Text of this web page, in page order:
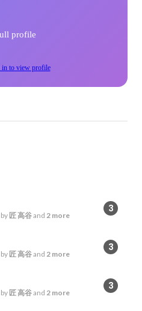
profile
in to view profile
3
匠 高谷and 2 more
3
匠 高谷and 2 more
3
匠 高谷and 2 more